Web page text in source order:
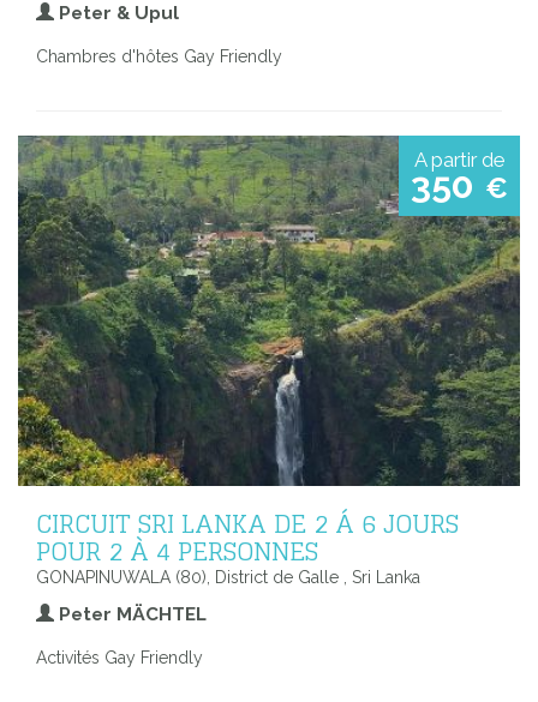
Peter & Upul
Chambres d'hôtes Gay Friendly
A partir de
350 €
CIRCUIT SRI LANKA DE 2 Á 6 JOURS
POUR 2 À 4 PERSONNES
GONAPINUWALA (80), District de Galle , Sri Lanka
Peter MÄCHTEL
Activités Gay Friendly